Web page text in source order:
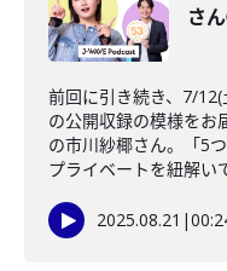
さ
前回に引き続き、7/
の公開収録の模様をお
の市川紗椰さん。「5
プライベートを紐解い
2025.08.21 |